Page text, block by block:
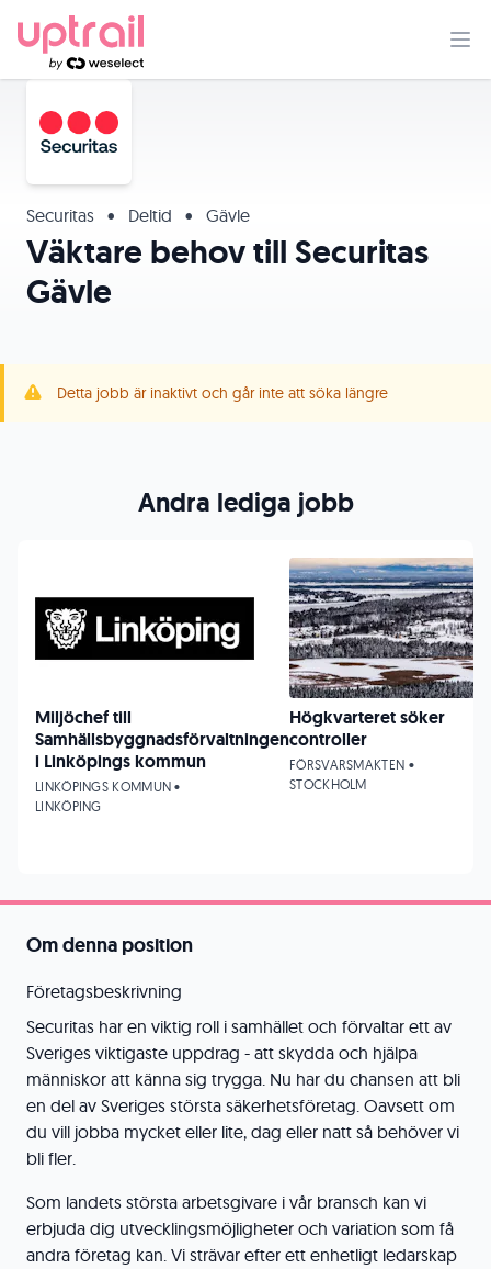
Securitas • Deltid • Gävle
Väktare behov till Securitas
Gävle
Detta jobb är inaktivt och går inte att söka längre
Om denna position
Företagsbeskrivning
Securitas har en viktig roll i samhället och förvaltar ett av
Sveriges viktigaste uppdrag - att skydda och hjälpa
människor att känna sig trygga. Nu har du chansen att bli
en del av Sveriges största säkerhetsföretag. Oavsett om
du vill jobba mycket eller lite, dag eller natt så behöver vi
bli fler.
Som landets största arbetsgivare i vår bransch kan vi
erbjuda dig utvecklingsmöjligheter och variation som få
andra företag kan. Vi strävar efter ett enhetligt ledarskap
Andra lediga jobb
Miljöchef till
Samhällsbyggnadsförvaltningen
i Linköpings kommun
LINKÖPINGS KOMMUN •
LINKÖPING
Högkvarteret söker
controller
FÖRSVARSMAKTEN •
STOCKHOLM